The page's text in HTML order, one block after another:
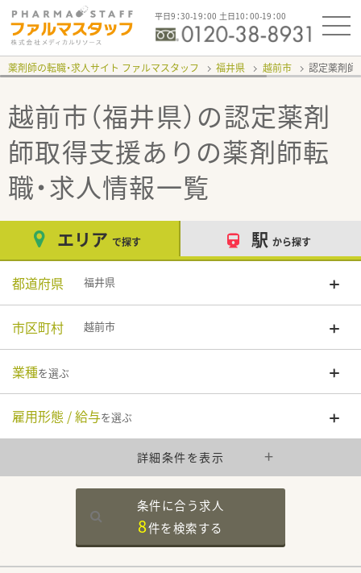
平日9：30-19：00 土日10：00-19：00
薬剤師の転職・求人サイト ファルマスタッフ 福井県 越前市 認定薬剤
越前市（福井県）の認定薬剤
師取得支援あり の薬剤師転
職・求人情報一覧
エリア で探す 駅 から探す
都道府県 福井県
市区町村 越前市
業種を選ぶ
雇用形態 / 給与を選ぶ
詳細条件を表示
条件に合う求人
8件を検索する